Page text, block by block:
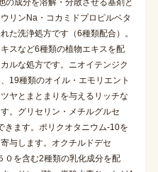
リンNa・コカミドプロピルベタ
た洗浄処方です（6種類配合）。
スなど6種類の植物エキスを配
ルな処方です。ニオイテンジク
19種類のオイル・エモリエント
ヤとまとまりを与えるリッチな
。グリセリン・メチルグルセ
きます。ポリクオタニウム-10を
与します。オクチルドデセ
０を含む2種類の乳化成分を配